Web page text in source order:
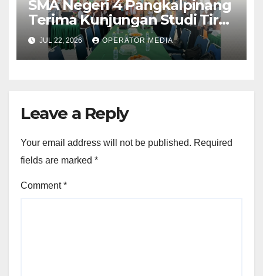
SMA Negeri 4 Pangkalpinang
Terima Kunjungan Studi Tiru
Manajemen dari SMA Negeri 1
Lubuk Besar
JUL 22, 2026 OPERATOR MEDIA
Leave a Reply
Your email address will not be published. Required
fields are marked *
Comment*